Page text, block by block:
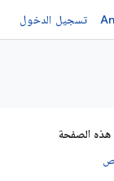
تسجيل الدخول
الصفحة